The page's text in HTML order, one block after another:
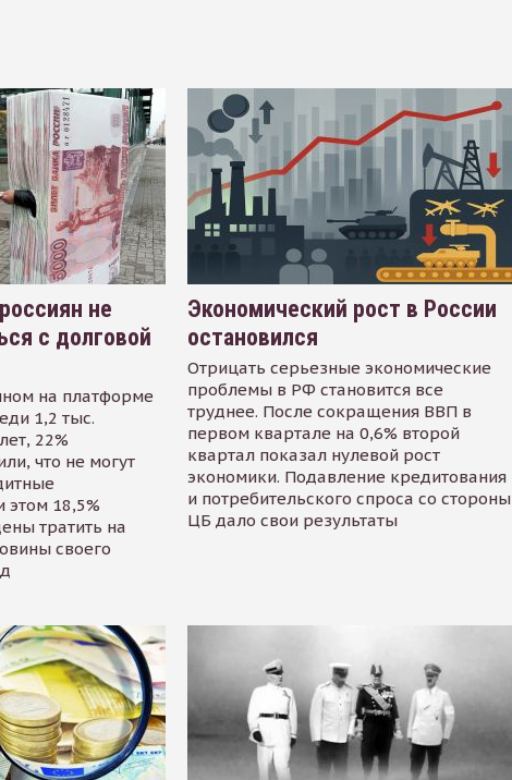
не
с долговой
на платформе
1,2 тыс.
22%
что не могут
этом 18,5%
тратить на
своего
Экономический рост в России
остановился
Отрицать серьезные экономические
проблемы в РФ становится все
труднее. После сокращения ВВП в
первом квартале на 0,6% второй
квартал показал нулевой рост
экономики. Подавление кредитования
и потребительского спроса со стороны
ЦБ дало свои результаты